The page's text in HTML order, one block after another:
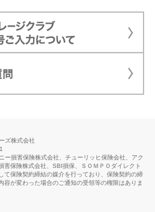
ズ株式会社
ー損害保険株式会社、チューリッヒ保険会社、アク
害保険株式会社、SBI損保、ＳＯＭＰＯダイレクト
て保険契約締結の媒介を行っており、保険契約の締
容が変わった場合のご通知の受領等の権限はありま